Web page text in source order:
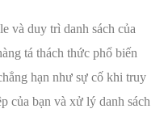
và duy trì danh sách của
tá thách thức phổ biến
hạn như sự cố khi truy
của bạn và xử lý danh sách